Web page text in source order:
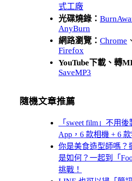
式工廠
光碟燒錄：
AnyBurn
網路瀏覽： Chrome 、
Firefox
YouTube下載、轉
SaveMP3
隨機文章推薦
「sweet film」不用
App，6 款相機 + 6 款
你是美食造型師嗎？
是如何？一起到「
挑戰！